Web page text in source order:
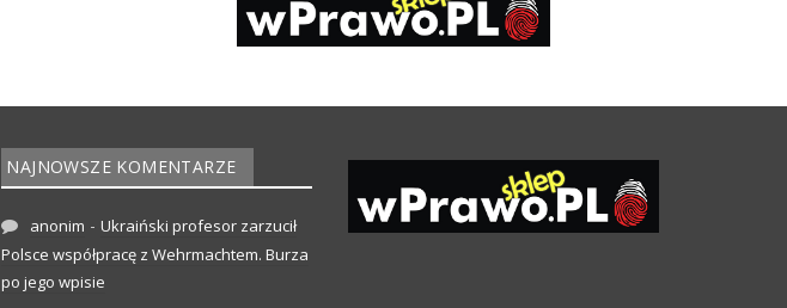
NAJNOWSZE KOMENTARZE
anonim - Ukraiński profesor zarzucił
Polsce współpracę z Wehrmachtem. Burza
po jego wpisie